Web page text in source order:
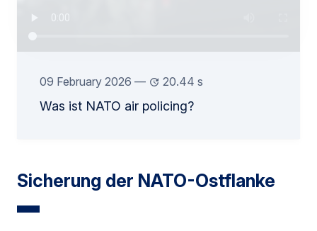
09 February 2026 — 20.44 s
Was ist NATO air policing?
Sicherung der NATO-Ostflanke